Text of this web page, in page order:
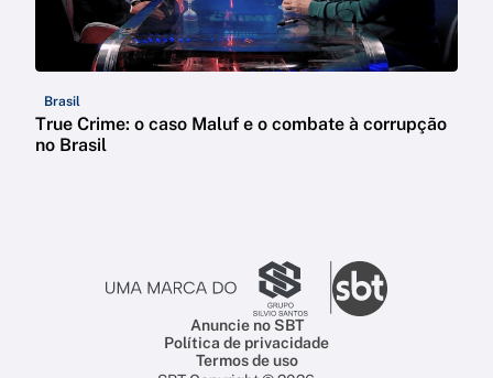
Brasil
True Crime: o caso Maluf e o combate à corrupção
no Brasil
Anuncie no SBT
Política de privacidade
Termos de uso